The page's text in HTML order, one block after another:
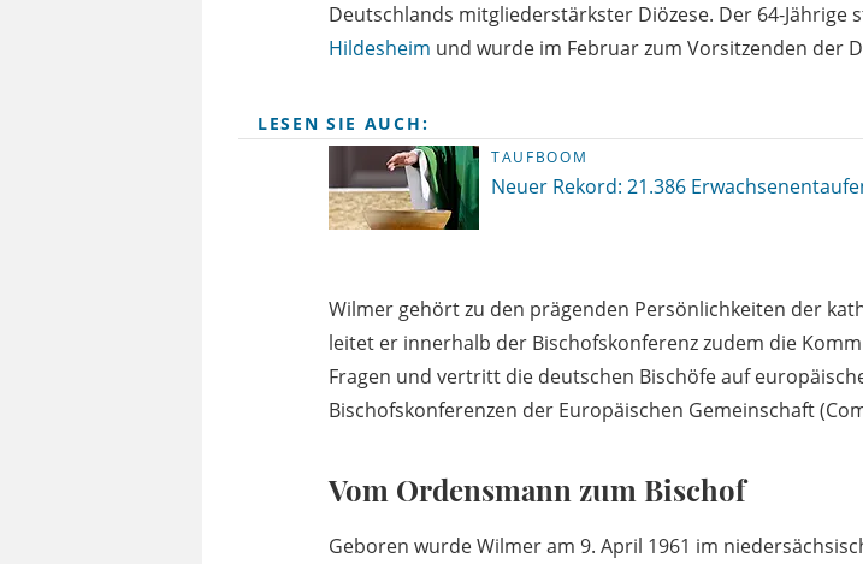
Deutschlands mitgliederstärkster Diözese. Der 64-Jährige
Hildesheim und wurde im Februar zum Vorsitzenden der
LESEN SIE AUCH:
TAUFBOOM
Neuer Rekord: 21.386
Wilmer gehört zu den prägenden Persönlichkeiten der
leitet er innerhalb der Bischofskonferenz zudem die
Fragen und vertritt die deutschen Bischöfe auf
Bischofskonferenzen der Europäischen Gemeinschaft
Vom Ordensmann zum Bischof
Geboren wurde Wilmer am 9. April 1961 im